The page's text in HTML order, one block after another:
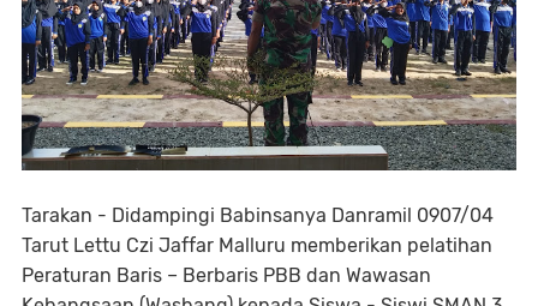
Tarakan - Didampingi Babinsanya Danramil 0907/04
Tarut Lettu Czi Jaffar Malluru memberikan pelatihan
Peraturan Baris – Berbaris PBB dan Wawasan